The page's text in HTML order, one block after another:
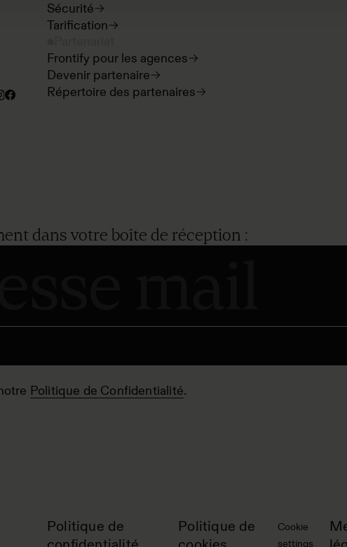
Sécurité
Tarification
Frontify pour les agences
Devenir partenaire
Répertoire des partenaires
dans votre boîte de réception :
Politique de Confidentialité.
Politique de
Politique de
Cookie
settings